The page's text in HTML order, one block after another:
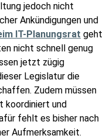
jedoch nicht
Ankündigungen und
IT-Planungsrat geht
nicht schnell genug
jetzt zügig
Legislatur die
Zudem müssen
koordiniert und
fehlt es bisher nach
Aufmerksamkeit.